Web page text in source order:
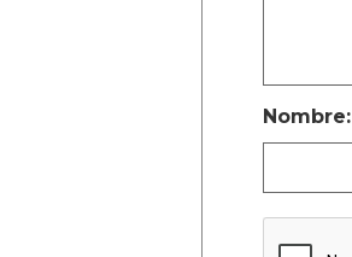
Nombre: